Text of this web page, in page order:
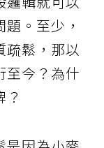
。至少，
疏鬆，那以
至今？為什